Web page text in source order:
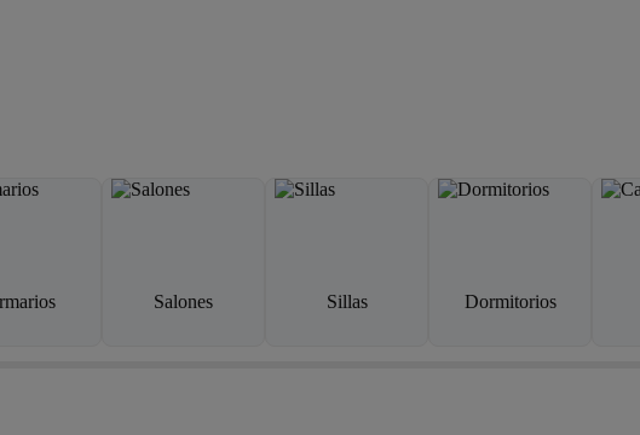
Salones Sillas Dormitorios